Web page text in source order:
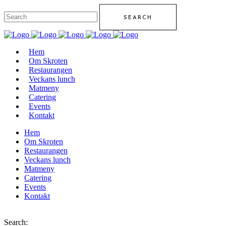
Hem
Om Skroten
Restaurangen
Veckans lunch
Matmeny
Catering
Events
Kontakt
Hem
Om Skroten
Restaurangen
Veckans lunch
Matmeny
Catering
Events
Kontakt
Search: